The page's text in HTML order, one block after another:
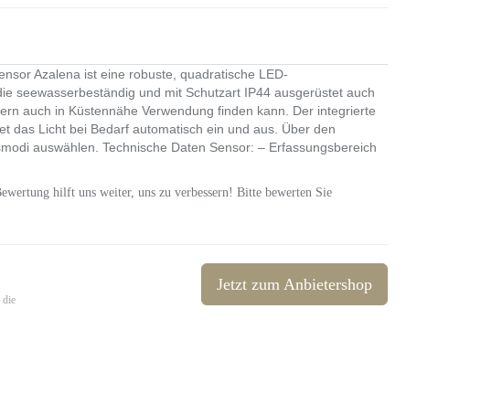
Azalena ist eine robuste, quadratische LED-
seewasserbeständig und mit Schutzart IP44 ausgerüstet auch
auch in Küstennähe Verwendung finden kann. Der integrierte
das Licht bei Bedarf automatisch ein und aus. Über den
auswählen. Technische Daten Sensor: – Erfassungsbereich
hilft uns weiter, uns zu verbessern! Bitte bewerten Sie
die
Jetzt zum Anbietershop